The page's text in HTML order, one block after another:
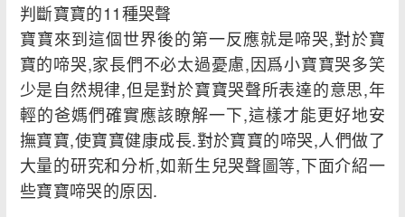
判斷寶寶的11種哭聲
寶寶來到這個世界後的第一反應就是啼哭,對於寶
寶的啼哭,家長們不必太過憂慮,因爲小寶寶哭多笑
少是自然規律,但是對於寶寶哭聲所表達的意思,年
輕的爸媽們確實應該瞭解一下,這樣才能更好地安
撫寶寶,使寶寶健康成長.對於寶寶的啼哭,人們做了
大量的研究和分析,如新生兒哭聲圖等,下面介紹一
些寶寶啼哭的原因.